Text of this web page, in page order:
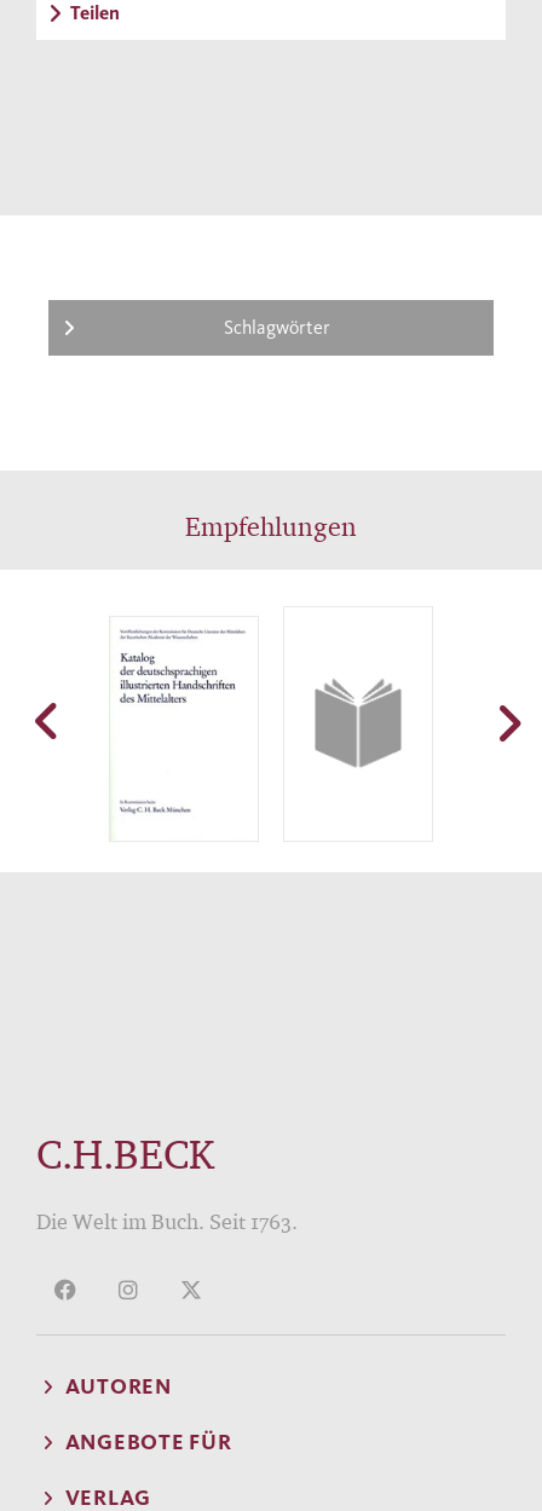
Teilen
Schlagwörter
Empfehlungen
C.H.BECK
Die Welt im Buch. Seit 1763.
AUTOREN
ANGEBOTE FÜR
VERLAG